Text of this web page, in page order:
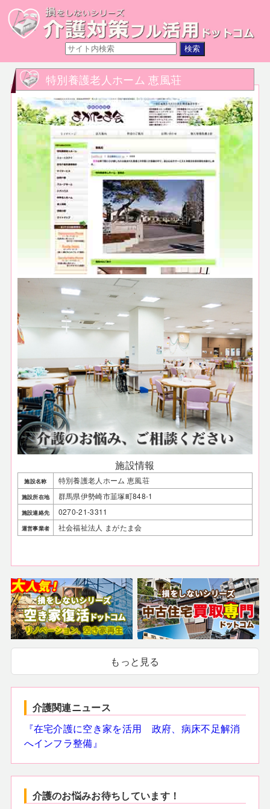
特別養護老人ホーム 恵風荘
施設情報
施設名称 特別養護老人ホーム 恵風荘
施設所在地 群馬県伊勢崎市韮塚町848-1
施設連絡先 0270-21-3311
運営事業者 社会福祉法人 まがたま会
もっと見る
介護関連ニュース
『在宅介護に空き家を活用 政府、病床不足解消
へインフラ整備』
介護のお悩みお待ちしています！